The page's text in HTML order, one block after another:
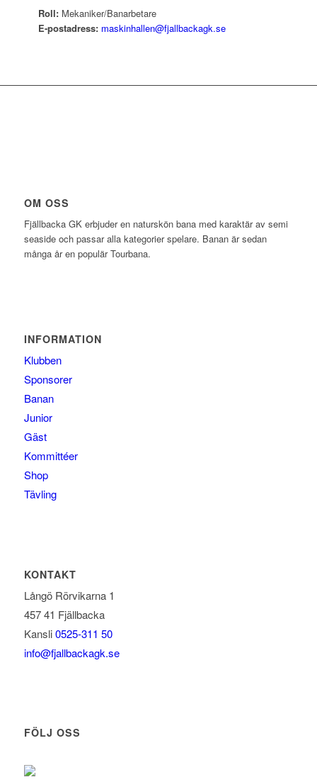
Roll: Mekaniker/Banarbetare
E-postadress: maskinhallen@fjallbackagk.se
OM OSS
Fjällbacka GK erbjuder en naturskön bana med karaktär av semi
seaside och passar alla kategorier spelare. Banan är sedan
många år en populär Tourbana.
INFORMATION
Klubben
Sponsorer
Banan
Junior
Gäst
Kommittéer
Shop
Tävling
KONTAKT
Långö Rörvikarna 1
457 41 Fjällbacka
Kansli0525-311 50
info@fjallbackagk.se
FÖLJ OSS